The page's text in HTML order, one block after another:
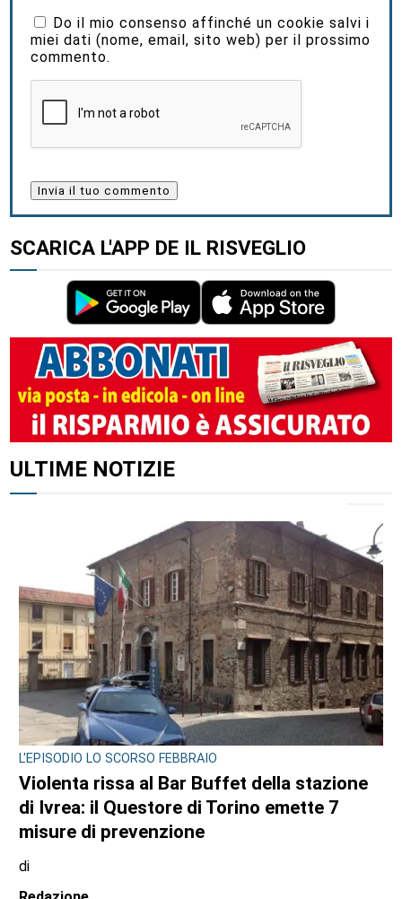
Do il mio consenso affinché un cookie salvi i
miei dati (nome, email, sito web) per il prossimo
commento.
SCARICA L'APP DE IL RISVEGLIO
ULTIME NOTIZIE
L'EPISODIO LO SCORSO FEBBRAIO
Violenta rissa al Bar Buffet della stazione
di Ivrea: il Questore di Torino emette 7
misure di prevenzione
di